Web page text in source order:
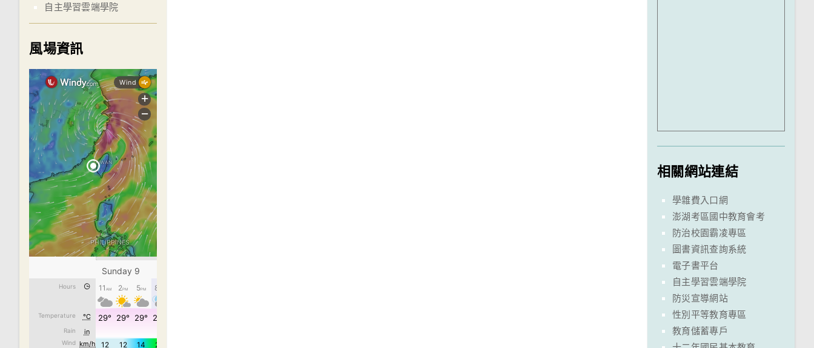
自主學習雲端學院
風場資訊
相關網站連結
學雜費入口網
澎湖考區國中教育會考
防治校園霸凌專區
圖書資訊查詢系統
電子書平台
自主學習雲端學院
防災宣導網站
性別平等教育專區
教育儲蓄專戶